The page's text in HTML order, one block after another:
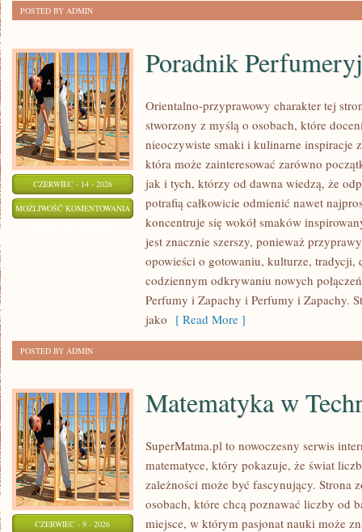
POSTED BY ADMIN
CZERWIEC - 14 - 2026
MOŻLIWOŚĆ KOMENTOWANIA PORADNIK
PERFUMERYJNY
Poradnik
Orientalno-przyprawowy charakter tej
stworzony z myślą o osobach, które
nieoczywiste smaki i kulinarne inspiracje
która może zainteresować zarówno
jak i tych, którzy od dawna wiedzą, że
potrafią całkowicie odmienić nawet
koncentruje się wokół smaków
jest znacznie szerszy, ponieważ
opowieści o gotowaniu, kulturze, tradycji,
codziennym odkrywaniu nowych
Perfumy i Zapachy i Perfumy i Zapachy.
jako [ Read More ]
POSTED BY ADMIN
CZERWIEC - 9 - 2026
Matematyka w
SuperMatma.pl to nowoczesny serwis
matematyce, który pokazuje, że świat
zależności może być fascynujący. Strona
osobach, które chcą poznawać liczby od
miejsce, w którym pasjonat nauki może